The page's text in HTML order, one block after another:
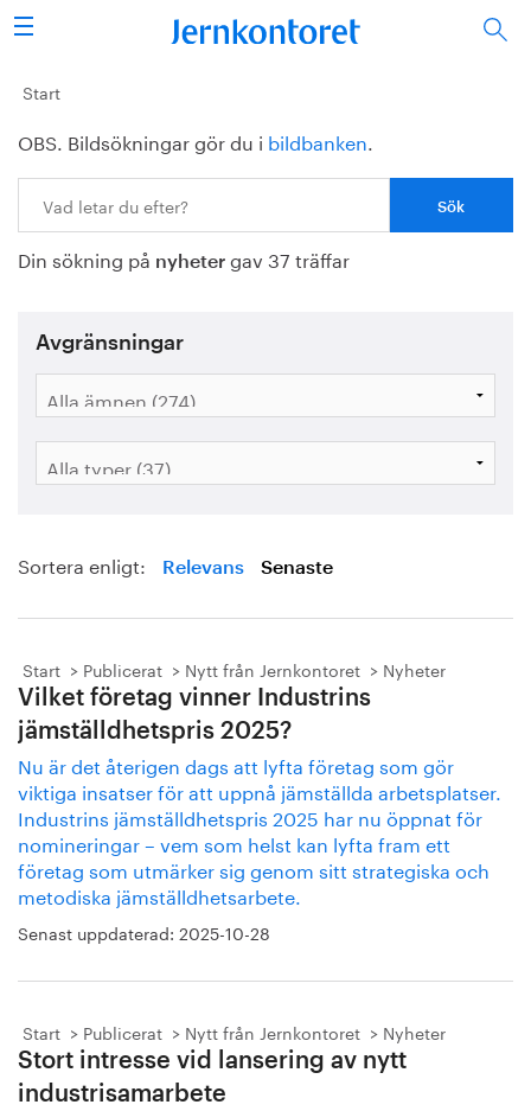
Sök
Stålindustrin
Vision 2050
Forskning/utbildning
Energi/miljö
Vi tycker
Bildbank
Start
OBS. Bildsökningar gör du i bildbanken.
Din sökning på nyheter gav 37 träffar
Avgränsningar
Sortera enligt: Relevans Senaste
Start Publicerat Nytt från Jernkontoret Nyheter
Vilket företag vinner Industrins
jämställdhetspris 2025?
Nu är det återigen dags att lyfta företag som gör
viktiga insatser för att uppnå jämställda arbetsplatser.
Industrins jämställdhetspris 2025 har nu öppnat för
nomineringar – vem som helst kan lyfta fram ett
företag som utmärker sig genom sitt strategiska och
metodiska jämställdhetsarbete.
Senast uppdaterad: 2025-10-28
Start Publicerat Nytt från Jernkontoret Nyheter
Stort intresse vid lansering av nytt
industrisamarbete